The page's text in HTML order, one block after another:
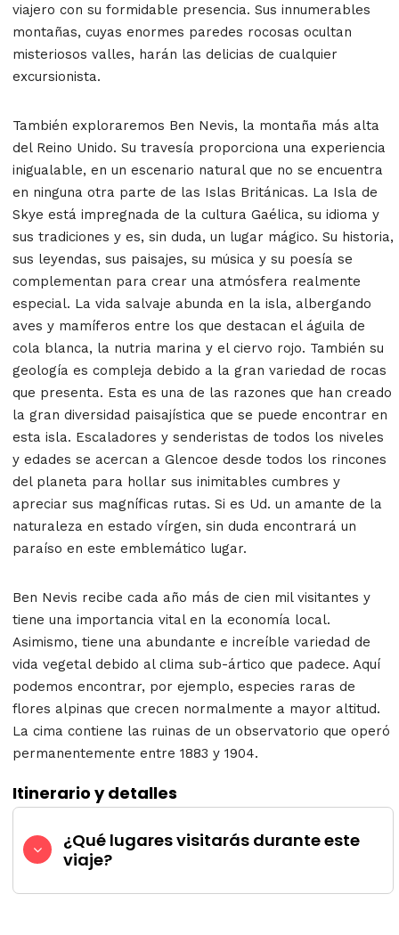
viajero con su formidable presencia. Sus innumerables
montañas, cuyas enormes paredes rocosas ocultan
misteriosos valles, harán las delicias de cualquier
excursionista.
También exploraremos Ben Nevis, la montaña más alta
del Reino Unido. Su travesía proporciona una experiencia
inigualable, en un escenario natural que no se encuentra
en ninguna otra parte de las Islas Británicas. La Isla de
Skye está impregnada de la cultura Gaélica, su idioma y
sus tradiciones y es, sin duda, un lugar mágico. Su historia,
sus leyendas, sus paisajes, su música y su poesía se
complementan para crear una atmósfera realmente
especial. La vida salvaje abunda en la isla, albergando
aves y mamíferos entre los que destacan el águila de
cola blanca, la nutria marina y el ciervo rojo. También su
geología es compleja debido a la gran variedad de rocas
que presenta. Esta es una de las razones que han creado
la gran diversidad paisajística que se puede encontrar en
esta isla. Escaladores y senderistas de todos los niveles
y edades se acercan a Glencoe desde todos los rincones
del planeta para hollar sus inimitables cumbres y
apreciar sus magníficas rutas. Si es Ud. un amante de la
naturaleza en estado vírgen, sin duda encontrará un
paraíso en este emblemático lugar.
Ben Nevis recibe cada año más de cien mil visitantes y
tiene una importancia vital en la economía local.
Asimismo, tiene una abundante e increíble variedad de
vida vegetal debido al clima sub-ártico que padece. Aquí
podemos encontrar, por ejemplo, especies raras de
flores alpinas que crecen normalmente a mayor altitud.
La cima contiene las ruinas de un observatorio que operó
permanentemente entre 1883 y 1904.
Itinerario y detalles
¿Qué lugares visitarás durante este
viaje?